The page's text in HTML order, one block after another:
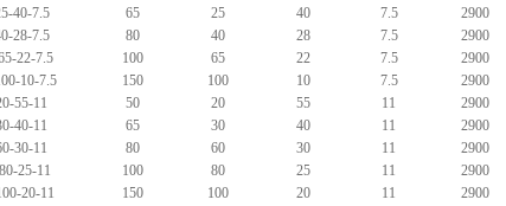
40-7.5
65 25 40 7.5
2900
28-7.5
80 40 28 7.5
2900
22-7.5
100 65 22 7.5
2900
10-7.5
150 100 10 7.5
2900
55-11
50 20 55 11
2900
40-11
65 30 40 11
2900
30-11
80 60 30 11
2900
25-11
100 80 25 11
2900
20-11
150 100 20 11
2900